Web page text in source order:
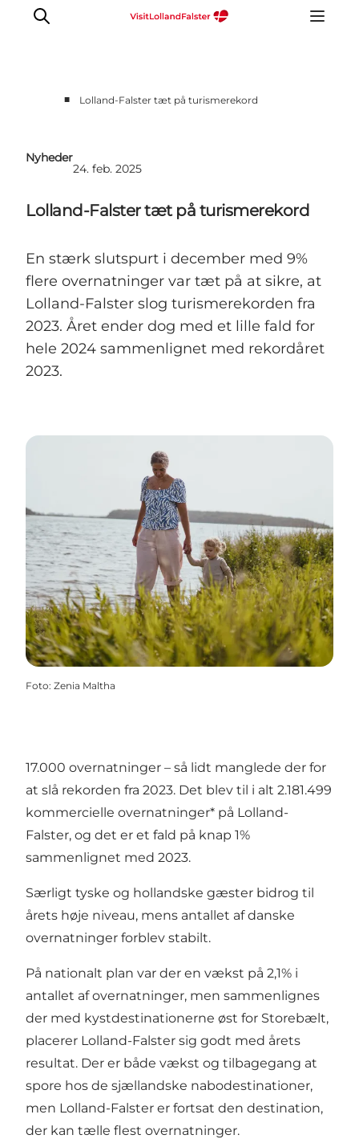
■ Lolland-Falster tæt på turismerekord
Nyheder
24. feb. 2025
Lolland-Falster tæt på turismerekord
En stærk slutspurt i december med 9%
flere overnatninger var tæt på at sikre, at
Lolland-Falster slog turismerekorden fra
2023. Året ender dog med et lille fald for
hele 2024 sammenlignet med rekordåret
2023.
Foto: Zenia Maltha
17.000 overnatninger – så lidt manglede der for
at slå rekorden fra 2023. Det blev til i alt 2.181.499
kommercielle overnatninger* på Lolland-
Falster, og det er et fald på knap 1%
sammenlignet med 2023.
Særligt tyske og hollandske gæster bidrog til
årets høje niveau, mens antallet af danske
overnatninger forblev stabilt.
På nationalt plan var der en vækst på 2,1% i
antallet af overnatninger, men sammenlignes
der med kystdestinationerne øst for Storebælt,
placerer Lolland-Falster sig godt med årets
resultat. Der er både vækst og tilbagegang at
spore hos de sjællandske nabodestinationer,
men Lolland-Falster er fortsat den destination,
der kan tælle flest overnatninger.